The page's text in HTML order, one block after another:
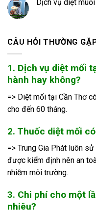
Dịch vụ diệt
CÂU HỎI THƯỜNG
1. Dịch vụ diệt mối
hành hay không?
=> Diệt mối tại Cần Thơ
cho đến 60 tháng.
2. Thuốc diệt mối
=> Trung Gia Phát luôn
được kiểm định nên an
nhiễm môi trường.
3. Chi phí cho một
nhiêu?